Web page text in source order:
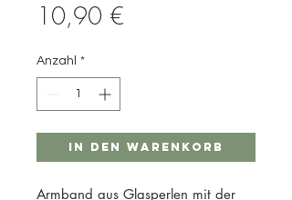
10,90 €
Anzahl *
In den Warenkorb
Armband aus Glasperlen mit der